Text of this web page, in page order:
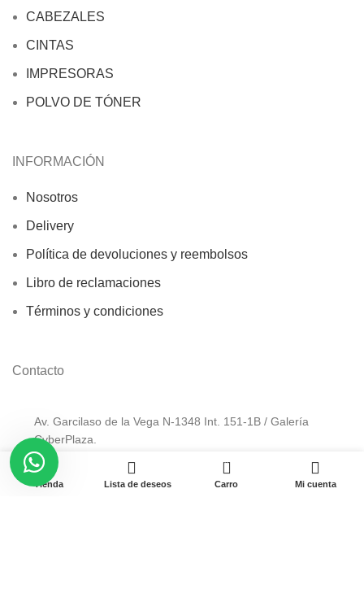
CABEZALES
CINTAS
IMPRESORAS
POLVO DE TÓNER
INFORMACIÓN
Nosotros
Delivery
Política de devoluciones y reembolsos
Libro de reclamaciones
Términos y condiciones
Contacto
Av. Garcilaso de la Vega N-1348 Int. 151-1B / Galería
CyberPlaza.
Teléfono: 912 265 501
Tienda Lista de deseos
0
Carro Mi cuenta